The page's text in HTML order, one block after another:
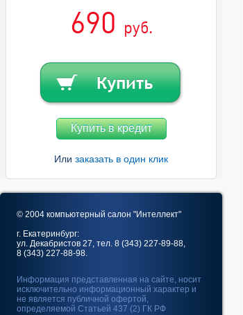
690 руб.
Купить в кредит
Или заказать в один клик
© 2004 компьютерный салон "Интеллект"
г. Екатеринбург:
ул. Декабристов 27, тел. 8 (343) 227-89-88,
8 (343) 227-88-98.
Информация представленная на сайте, носит
исключительно информационный характер и
не является публичной офертой,
определяемой Статьей 437 (2) ГК РФ